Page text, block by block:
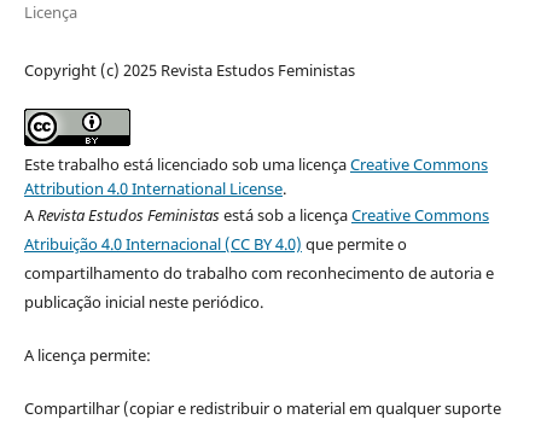
Licença
Copyright (c) 2025 Revista Estudos Feministas
Este trabalho está licenciado sob uma licençaCreative Commons
Attribution 4.0 International License.
ARevista Estudos Feministasestá sob a licençaCreative Commons
Atribuição 4.0 Internacional (CC BY 4.0) que permite o
compartilhamento do trabalho com reconhecimento de autoria e
publicação inicial neste periódico.
A licença permite:
Compartilhar (copiar e redistribuir o material em qualquer suporte